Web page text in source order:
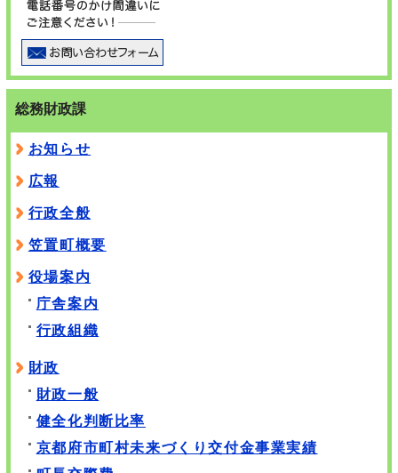
総務財政課
お知らせ
広報
行政全般
笠置町概要
役場案内
庁舎案内
行政組織
財政
財政一般
健全化判断比率
京都府市町村未来づくり交付金事業実績